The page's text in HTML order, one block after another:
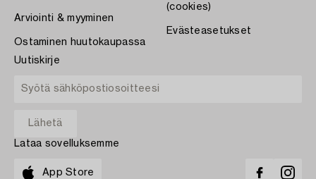
Arviointi & myyminen
Ostaminen huutokaupassa
(cookies)
Evästeasetukset
Uutiskirje
Lataa sovelluksemme
App Store